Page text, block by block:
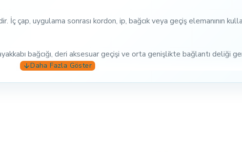
İç çap, uygulama sonrası kordon, ip, bağcık veya geçiş elemanının
bağcığı, deri aksesuar geçişi ve orta genişlikte bağlantı deliği